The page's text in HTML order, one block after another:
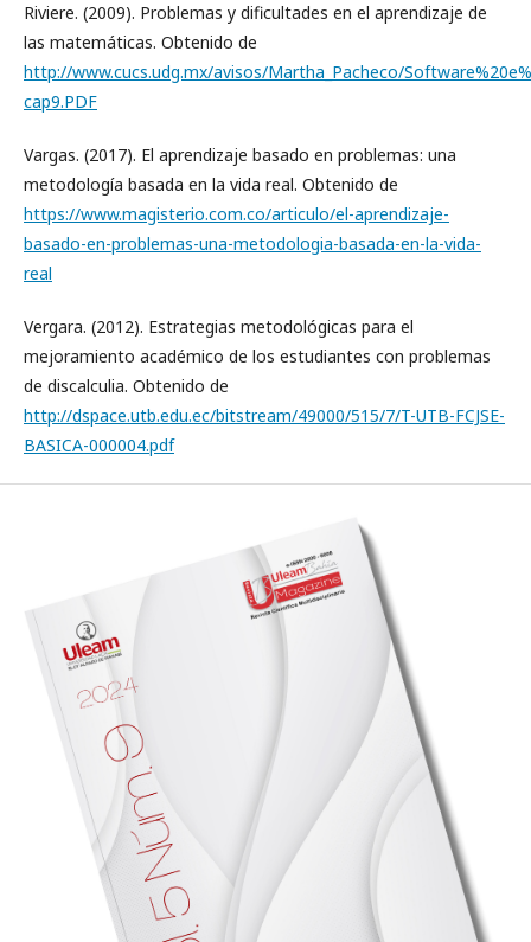
Riviere. (2009). Problemas y dificultades en el aprendizaje de
las matemáticas. Obtenido de
http://www.cucs.udg.mx/avisos/Martha_Pacheco/
cap9.PDF
Vargas. (2017). El aprendizaje basado en problemas: una
metodología basada en la vida real. Obtenido de
https://www.magisterio.com.co/articulo/el-aprendizaje-
basado-en-problemas-una-metodologia-basada-en-la-vida-
real
Vergara. (2012). Estrategias metodológicas para el
mejoramiento académico de los estudiantes con problemas
de discalculia. Obtenido de
http://dspace.utb.edu.ec/bitstream/49000/515/7/T-UTB-FCJSE-
BASICA-000004.pdf